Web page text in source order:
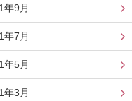
年9月
年7月
年5月
年3月